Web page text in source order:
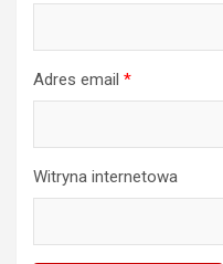
Adres email *
Witryna internetowa